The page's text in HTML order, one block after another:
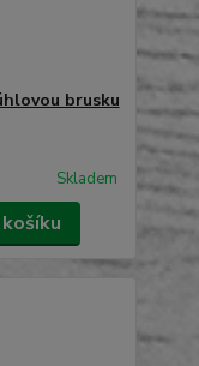
brusku
Skladem